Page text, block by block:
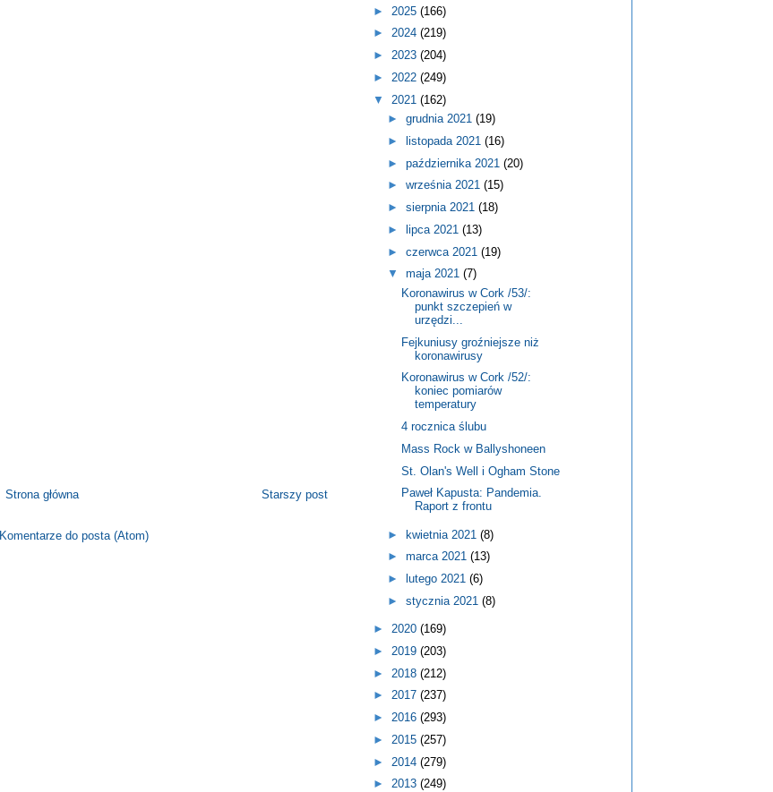
Starszy post
Strona główna
Komentarze do posta (Atom)
► 2025 (166)
► 2024 (219)
► 2023 (204)
► 2022 (249)
▼ 2021 (162)
► grudnia 2021 (19)
►
listopada 2021 (16)
► października 2021 (20)
► września 2021 (15)
► sierpnia 2021 (18)
►
lipca 2021 (13)
► czerwca 2021 (19)
▼ maja 2021 (7)
Koronawirus w Cork /53/:
punkt szczepień w
urzędzi...
Fejkuniusy groźniejsze niż
koronawirusy
Koronawirus w Cork /52/:
koniec pomiarów
temperatury
4 rocznica ślubu
Mass Rock w Ballyshoneen
St. Olan's Well i Ogham Stone
Paweł Kapusta: Pandemia.
Raport z frontu
► kwietnia 2021 (8)
► marca 2021 (13)
►
lutego 2021 (6)
► stycznia 2021 (8)
► 2020 (169)
► 2019 (203)
► 2018 (212)
► 2017 (237)
► 2016 (293)
► 2015 (257)
► 2014 (279)
► 2013 (249)